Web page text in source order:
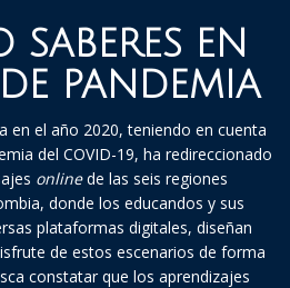
SABERES EN
PANDEMIA
en el año 2020, teniendo en cuenta
del COVID-19, ha redireccionado
onlinede las seis regiones
donde los educandos y sus
plataformas digitales, diseñan
de estos escenarios de forma
constatar que los aprendizajes